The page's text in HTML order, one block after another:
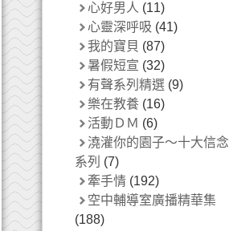
心好男人 (11)
心靈深呼吸 (41)
我的寶貝 (87)
暑假短宣 (32)
有聲系列精選(9)
樂在教養(16)
活動ＤＭ (6)
澆灌你的園子～十大信念
系列 (7)
牽手情(192)
空中輔導室廣播精華集
(188)